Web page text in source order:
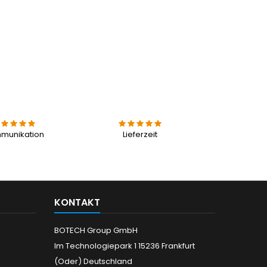
Lieferzeit
KONTAKT
BOTECH Group GmbH
Im Technologiepark 1 15236 Frankfurt
(Oder) Deutschland